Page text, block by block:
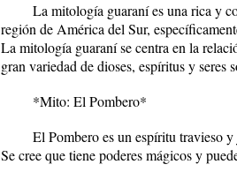
La mitología guaraní es una rica y
región de América del Sur,
La mitología guaraní se centra en la
gran variedad de dioses, espíritus y seres
*Mito: El Pombero*
El Pombero es un espíritu travieso
Se cree que tiene poderes mágicos y